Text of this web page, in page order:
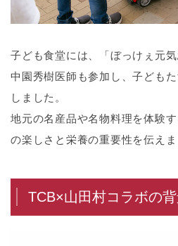
子ども食堂には、「ぼっけぇ元
中園秀樹医師も参加し、子ども
しました。
地元の名産品や名物料理を体験
の楽しさと栄養の重要性を伝えま
TCB×山田村コラボの